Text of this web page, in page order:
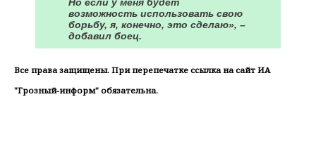
возможность использовать свою
борьбу, я, конечно, это сделаю», –
добавил боец.
Все права защищены. При перепечатке ссылка на сайт ИА
"Грозный-информ" обязательна.